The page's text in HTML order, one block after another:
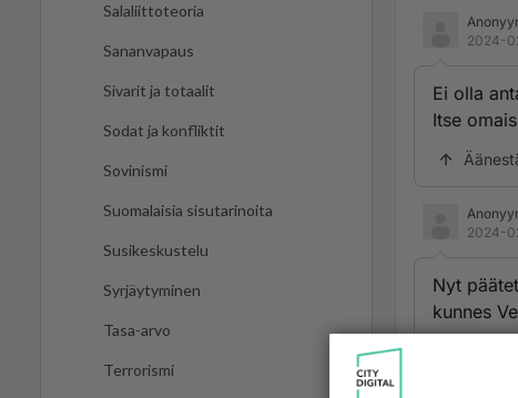
Salaliittoteoria
Sananvapaus
Sivarit ja totaalit
Sodat ja konfliktit
Sovinismi
Suomalaisia sisutarinoita
Susikeskustelu
Syrjäytyminen
Tasa-arvo
Terrorismi
2024-
Ei olla
Itse
2024-
Nyt
kunnes